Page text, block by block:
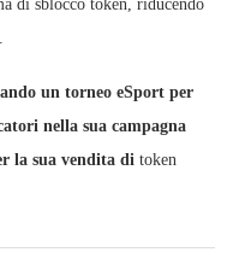
di sblocco token, riducendo
un torneo eSport per
nella sua campagna
la sua vendita di token